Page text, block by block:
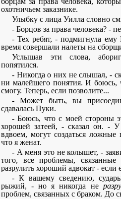
охотничьем заказнике.
Улыбку с лица Уилла словно
- Борцов за права человека? -
- Тех ребят, - подмигнула
время совершали налеты на
Услышав эти слова,
попятился.
- Никогда о них не слышал, -
ни малейшего понятия. И боюсь,
смогу. Теперь, если позволите...
- Может быть, вы
сдавалась Пуки.
- Боюсь, что с моей стороны
хорошей затеей, - сказал он. -
вдвоем, могут создаться ложные
что я женат.
- А меня это не колышет, -
того, все проблемы,
разрулить хороший адвокат - если
- К вашему сведению,
рыжий, - но я никогда не
проблем, связанных с браком. До